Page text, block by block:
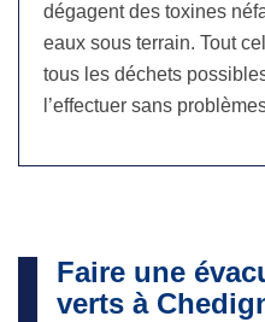
dégagent des toxines
eaux sous terrain. Tout
tous les déchets
l’effectuer sans
Faire une
verts à